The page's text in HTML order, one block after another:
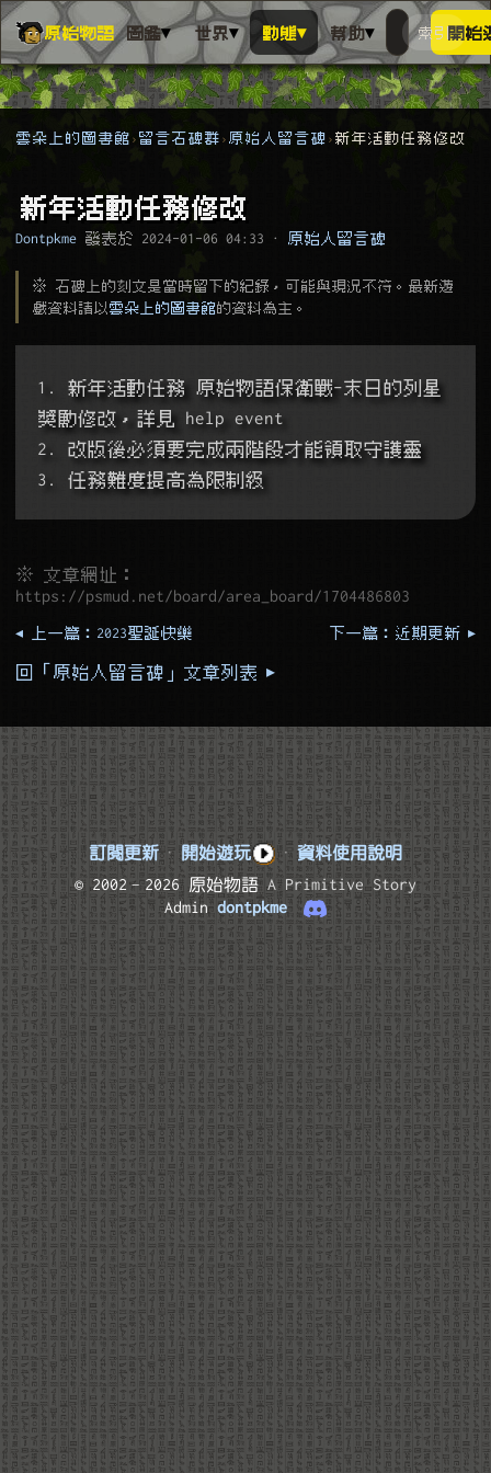
原始物語 圖鑑▾ 世界▾ 動態▾ 幫助▾
搜尋萬物
搜人物、
索引開始
雲朵上的圖書館 留言石碑群 原始人留言碑 新年活動任務修改
新年活動任務修改
Dontpkme 發表於 2024-01-06 04:33 · 原始人留言碑
※ 石碑上的刻文是當時留下的紀錄，可能與現況不符。最新遊
戲資料請以 雲朵上的圖書館的資料為主。
1. 新年活動任務 原始物語保衛戰-末日的列星
獎勵修改，詳見 help event
2. 改版後必須要完成兩階段才能領取守護靈
3. 任務難度提高為限制級
※ 文章網址：
https://psmud.net/board/area_board/1704486803
◂ 上一篇：2023聖誕快樂 下一篇：近期更新 ▸
回「原始人留言碑」文章列表 ▸
訂閱更新 · 開始遊玩 · 資料使用說明
© 2002–2026 原始物語A Primitive Story
Admindontpkme